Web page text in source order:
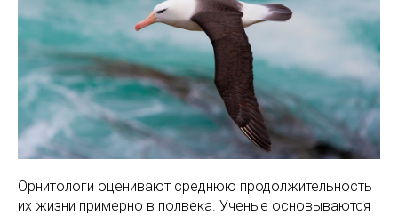
Орнитологи оценивают среднюю продолжительность
их жизни примерно в полвека. Ученые основываются